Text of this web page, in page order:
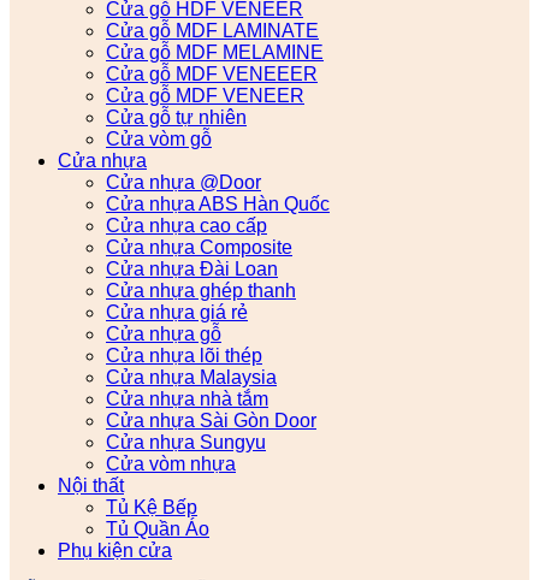
Cửa gỗ HDF VENEER
Cửa gỗ MDF LAMINATE
Cửa gỗ MDF MELAMINE
Cửa gỗ MDF VENEEER
Cửa gỗ MDF VENEER
Cửa gỗ tự nhiên
Cửa vòm gỗ
Cửa nhựa
Cửa nhựa @Door
Cửa nhựa ABS Hàn Quốc
Cửa nhựa cao cấp
Cửa nhựa Composite
Cửa nhựa Đài Loan
Cửa nhựa ghép thanh
Cửa nhựa giá rẻ
Cửa nhựa gỗ
Cửa nhựa lõi thép
Cửa nhựa Malaysia
Cửa nhựa nhà tắm
Cửa nhựa Sài Gòn Door
Cửa nhựa Sungyu
Cửa vòm nhựa
Nội thất
Tủ Kệ Bếp
Tủ Quần Áo
Phụ kiện cửa